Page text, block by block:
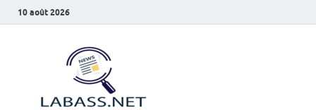
10 août 2026